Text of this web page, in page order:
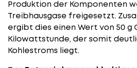
Produktion der Komponenten
Treibhausgase freigesetzt.
ergibt dies einen Wert von 50 g
Kilowattstunde, der somit
Kohlestroms liegt.